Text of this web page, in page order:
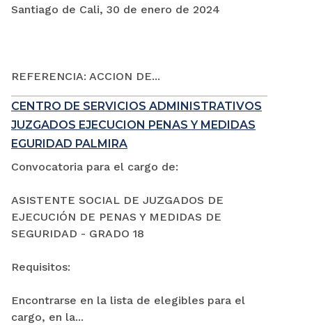
Santiago de Cali, 30 de enero de 2024
REFERENCIA: ACCION DE...
CENTRO DE SERVICIOS ADMINISTRATIVOS
JUZGADOS EJECUCION PENAS Y MEDIDAS
EGURIDAD PALMIRA
Convocatoria para el cargo de:
ASISTENTE SOCIAL DE JUZGADOS DE
EJECUCIÓN DE PENAS Y MEDIDAS DE
SEGURIDAD - GRADO 18
Requisitos:
Encontrarse en la lista de elegibles para el
cargo, en la...